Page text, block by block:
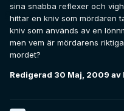
sina snabba reflexer och
hittar en kniv som mördaren
kniv som används av en
men vem är mördarens
mordet?
Redigerad 30 Maj, 2009 av